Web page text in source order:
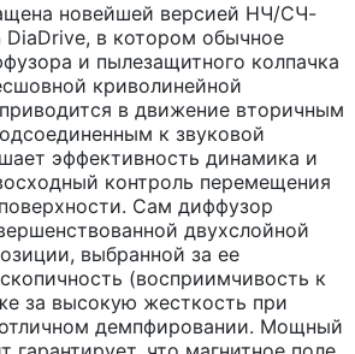
новейшей версией НЧ/СЧ-
в котором обычное
и пылезащитного колпачка
криволинейной
в движение вторичным
к звуковой
эффективность динамика и
контроль перемещения
Сам диффузор
двухслойной
выбранной за ее
(восприимчивость к
за высокую жесткость при
демпфировании. Мощный